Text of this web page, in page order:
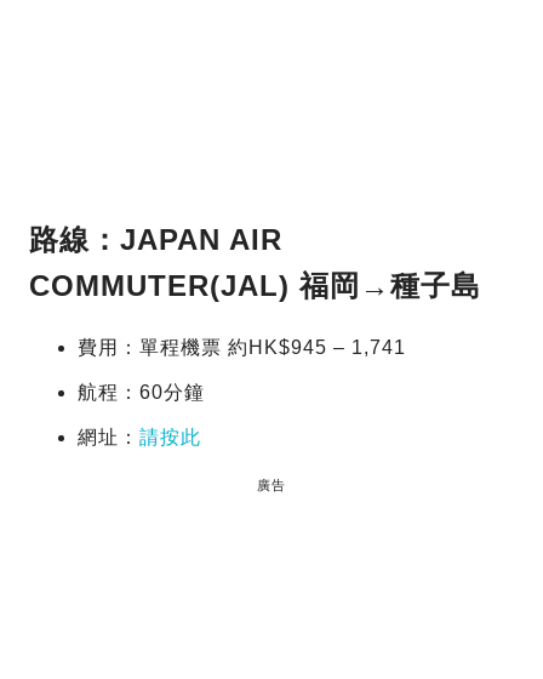
路線：JAPAN AIR
COMMUTER(JAL)福岡 →種子島
費用：單程機票 約HK$945 – 1,741
航程：60分鐘
網址： 請按此
廣告